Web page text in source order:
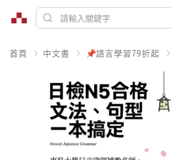
首頁 中文書 📌語言學習79折起